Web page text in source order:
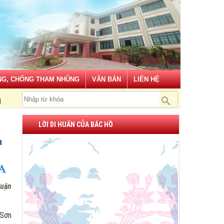
CHỐNG THAM NHŨNG VĂN BẢN LIÊN HỆ
dân tộc và chủ nghĩa xã hội!
LỜI DI HUẤN CỦA BÁC HỒ